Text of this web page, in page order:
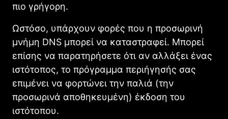
πιο γρήγορη.
Ωστόσο, υπάρχουν φορές που η προσωρινή
μνήμη DNS μπορεί να καταστραφεί. Μπορεί
επίσης να παρατηρήσετε ότι αν αλλάξει ένας
ιστότοπος, το πρόγραμμα περιήγησής σας
επιμένει να φορτώνει την παλιά (την
προσωρινά αποθηκευμένη) έκδοση του
ιστότοπου.